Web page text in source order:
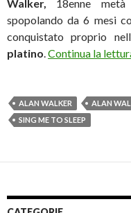
Walker, 18enne
spopolando da 6 mesi
conquistato proprio
platino Continua la
ALAN WALKER ALAN
SING ME TO SLEEP